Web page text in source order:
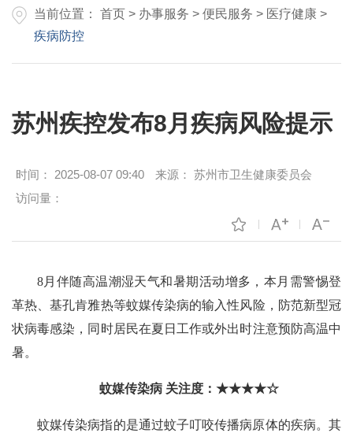
当前位置： 首页 > 办事服务 > 便民服务 > 医疗健康 >
疾病防控
苏州疾控发布8月疾病风险提示
时间： 2025-08-07 09:40 来源： 苏州市卫生健康委员会
访问量：
8月伴随高温潮湿天气和暑期活动增多，本月需警惕登
革热、基孔肯雅热等蚊媒传染病的输入性风险，防范新型冠
状病毒感染，同时居民在夏日工作或外出时注意预防高温中
暑。
蚊媒传染病 关注度：★★★★☆
蚊媒传染病指的是通过蚊子叮咬传播病原体的疾病。其